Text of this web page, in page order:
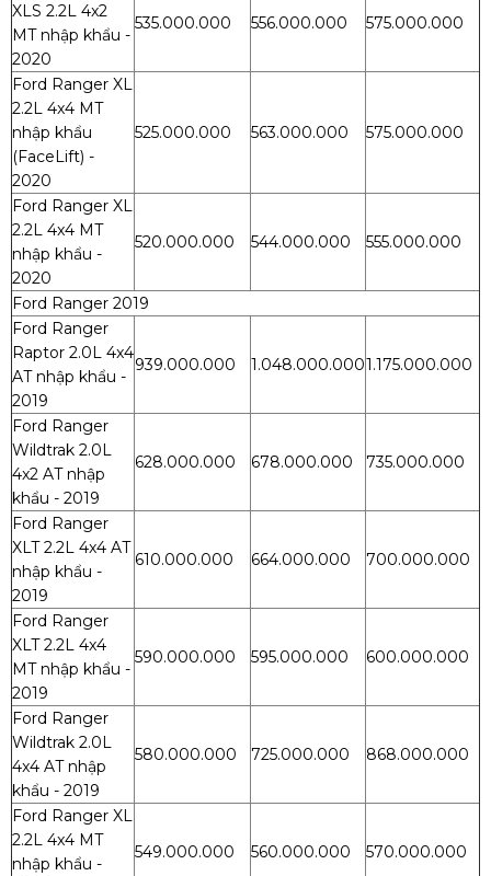
XLS 2.2L 4x2
MT nhập khẩu -
2020
535.000.000 556.000.000 575.000.000
Ford Ranger XL
2.2L 4x4 MT
nhập khẩu
(FaceLift) -
2020
525.000.000 563.000.000 575.000.000
Ford Ranger XL
2.2L 4x4 MT
nhập khẩu -
2020
520.000.000 544.000.000 555.000.000
Ford Ranger 2019
Ford Ranger
Raptor 2.0L 4x4
AT nhập khẩu -
2019
939.000.000 1.048.000.0001.175.000.000
Ford Ranger
Wildtrak 2.0L
4x2 AT nhập
khẩu - 2019
628.000.000 678.000.000 735.000.000
Ford Ranger
XLT 2.2L 4x4 AT
nhập khẩu -
2019
610.000.000 664.000.000 700.000.000
Ford Ranger
XLT 2.2L 4x4
MT nhập khẩu -
2019
590.000.000 595.000.000 600.000.000
Ford Ranger
Wildtrak 2.0L
4x4 AT nhập
khẩu - 2019
580.000.000 725.000.000 868.000.000
Ford Ranger XL
2.2L 4x4 MT
nhập khẩu -
549.000.000 560.000.000 570.000.000